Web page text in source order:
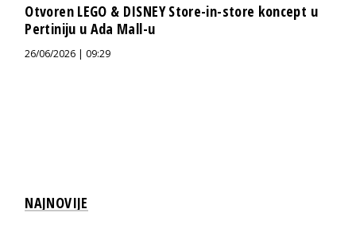
Otvoren LEGO & DISNEY Store-in-store koncept u
Pertiniju u Ada Mall-u
26/06/2026 | 09:29
NAJNOVIJE